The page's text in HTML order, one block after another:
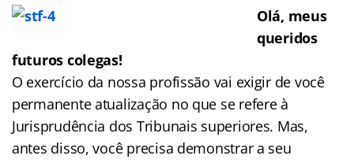
Olá, meus
queridos
futuros colegas!
O exercício da nossa profissão vai exigir de você
permanente atualização no que se refere à
Jurisprudência dos Tribunais superiores. Mas,
antes disso, você precisa demonstrar a seu